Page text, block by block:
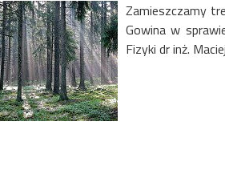
Zamieszczamy
Gowina w
Fizyki dr inż.